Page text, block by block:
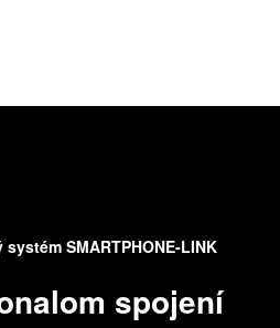
SMARTPHONE-LINK
spojení